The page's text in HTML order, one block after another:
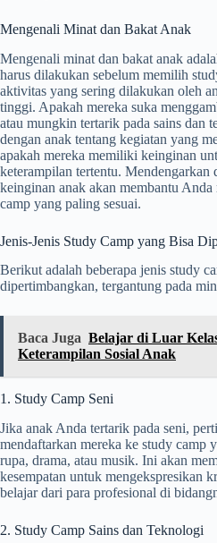
Mengenali Minat dan Bakat Anak
Mengenali minat dan bakat anak
harus dilakukan sebelum memilih
aktivitas yang sering dilakukan oleh
tinggi. Apakah mereka suka
atau mungkin tertarik pada sains dan
dengan anak tentang kegiatan yang
apakah mereka memiliki keinginan
keterampilan tertentu. Mendengarkan
keinginan anak akan membantu Anda
camp yang paling sesuai.
Jenis-Jenis Study Camp yang Bisa
Berikut adalah beberapa jenis study
dipertimbangkan, tergantung pada
Baca Juga Belajar di Luar
Keterampilan Sosial Anak
1. Study Camp Seni
Jika anak Anda tertarik pada seni,
mendaftarkan mereka ke study camp
rupa, drama, atau musik. Ini akan
kesempatan untuk mengekspresikan
belajar dari para profesional di
2. Study Camp Sains dan Teknologi